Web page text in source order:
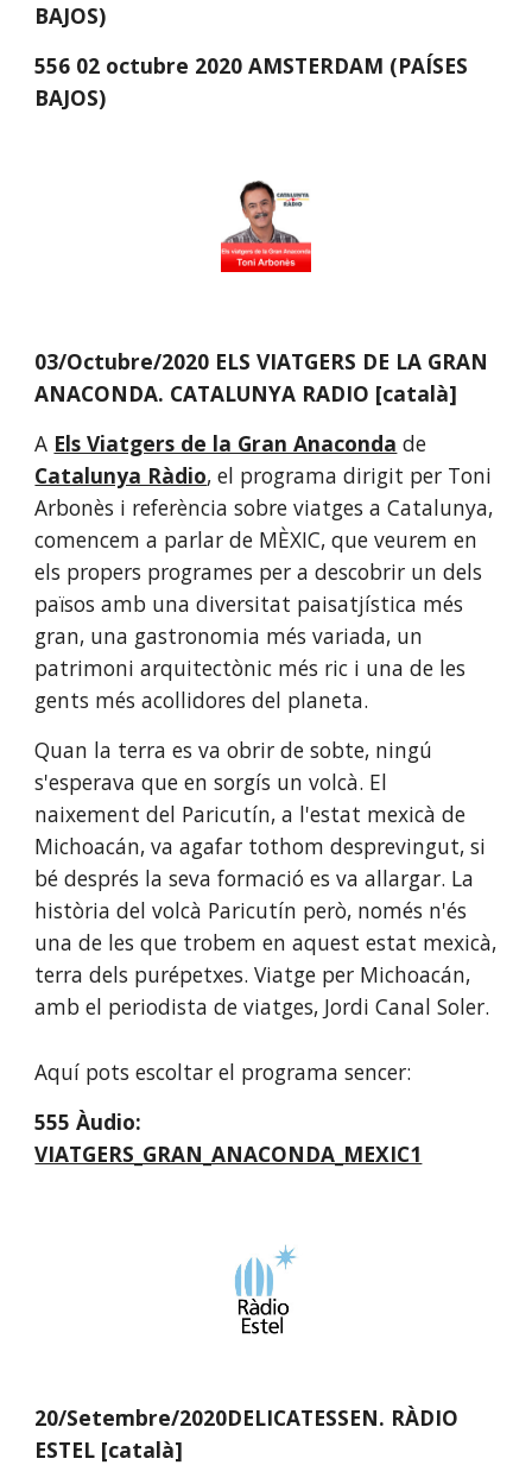
BAJOS)
556 02 octubre 2020 AMSTERDAM (PAÍSES
BAJOS)
03/Octubre/2020 ELS VIATGERS DE LA GRAN
ANACONDA. CATALUNYA RADIO [català]
A Els Viatgers de la Gran Anaconda de
Catalunya Ràdio, el programa dirigit per Toni
Arbonès i referència sobre viatges a Catalunya,
comencem a parlar de MÈXIC, que veurem en
els propers programes per a descobrir un dels
països amb una diversitat paisatjística més
gran, una gastronomia més variada, un
patrimoni arquitectònic més ric i una de les
gents més acollidores del planeta.
Quan la terra es va obrir de sobte, ningú
s'esperava que en sorgís un volcà. El
naixement del Paricutín, a l'estat mexicà de
Michoacán, va agafar tothom desprevingut, si
bé després la seva formació es va allargar. La
història del volcà Paricutín però, només n'és
una de les que trobem en aquest estat mexicà,
terra dels purépetxes. Viatge per Michoacán,
amb el periodista de viatges, Jordi Canal Soler.
Aquí pots escoltar el programa sencer:
555 Àudio:
VIATGERS_GRAN_ANACONDA_MEXIC1
20/Setembre/2020DELICATESSEN. RÀDIO
ESTEL [català]